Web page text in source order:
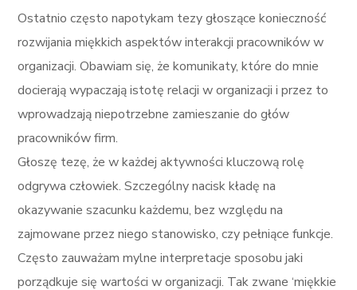
Ostatnio często napotykam tezy głoszące konieczność
rozwijania miękkich aspektów interakcji pracowników w
organizacji. Obawiam się, że komunikaty, które do mnie
docierają wypaczają istotę relacji w organizacji i przez to
wprowadzają niepotrzebne zamieszanie do głów
pracowników firm.
Głoszę tezę, że w każdej aktywności kluczową rolę
odgrywa człowiek. Szczególny nacisk kładę na
okazywanie szacunku każdemu, bez względu na
zajmowane przez niego stanowisko, czy pełniące funkcje.
Często zauważam mylne interpretacje sposobu jaki
porządkuje się wartości w organizacji. Tak zwane ‘miękkie